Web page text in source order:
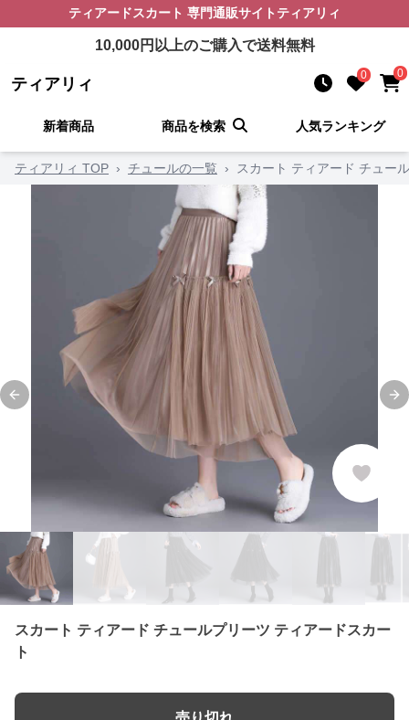
ティアードスカート 専門通販サイト ティアリィ
10,000円以上のご購入で送料無料
ティアリィ 0 0
新着商品 商品を検索 人気ランキング
ティアリィ TOP › チュールの一覧 › スカート ティアード チュー
Previous slide
スカート ティアード チュールプリーツ ティアードスカー
ト